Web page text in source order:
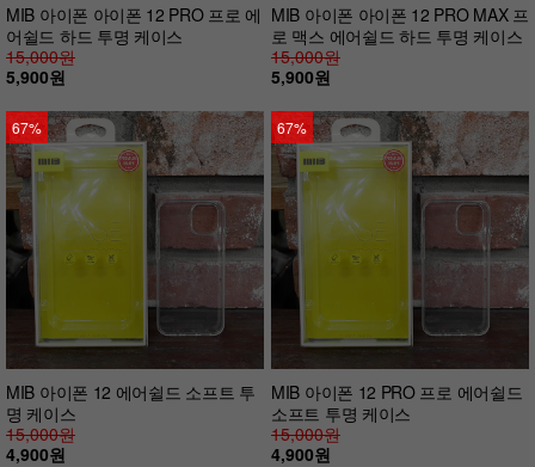
MIB 아이폰 아이폰 12 PRO 프로 에
어쉴드 하드 투명 케이스
15,000원
5,900원
MIB 아이폰 아이폰 12 PRO MAX 프
로 맥스 에어쉴드 하드 투명 케이스
15,000원
5,900원
67%
MIB 아이폰 12 에어쉴드 소프트 투
명 케이스
15,000원
4,900원
67%
MIB 아이폰 12 PRO 프로 에어쉴드
소프트 투명 케이스
15,000원
4,900원